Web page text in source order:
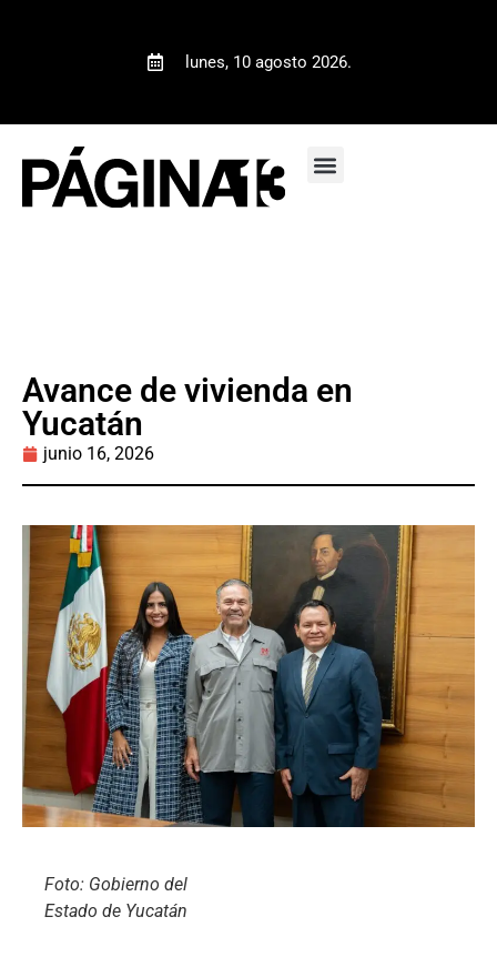
lunes, 10 agosto 2026.
Avance de vivienda en
Yucatán
junio 16, 2026
Foto: Gobierno del
Estado de Yucatán